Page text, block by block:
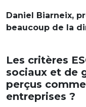
Daniel Biarneix,
beaucoup de la
Les critères
sociaux et de
perçus
entreprises ?